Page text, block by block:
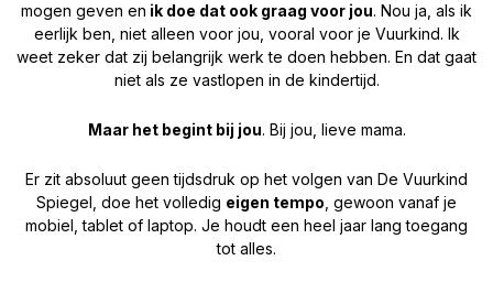
mogen geven en ik doe dat ook graag voor jou. Nou ja, als ik
eerlijk ben, niet alleen voor jou, vooral voor je Vuurkind. Ik
weet zeker dat zij belangrijk werk te doen hebben. En dat gaat
niet als ze vastlopen in de kindertijd.
Maar het begint bij jou. Bij jou, lieve mama.
Er zit absoluut geen tijdsdruk op het volgen van De Vuurkind
Spiegel, doe het volledig eigen tempo , gewoon vanaf je
mobiel, tablet of laptop. Je houdt een heel jaar lang toegang
tot alles.